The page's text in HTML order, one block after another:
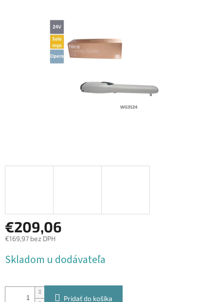
€209,06
€169,97 bez DPH
cena:
Skladom u dodávateľa
Pridať do košíka